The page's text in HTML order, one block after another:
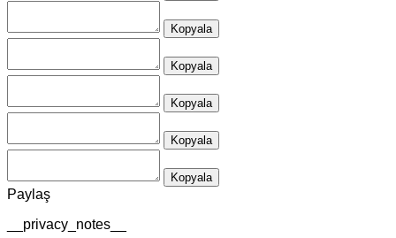
Kopyala
Kopyala
Kopyala
Kopyala
Kopyala
Paylaş
__privacy_notes__